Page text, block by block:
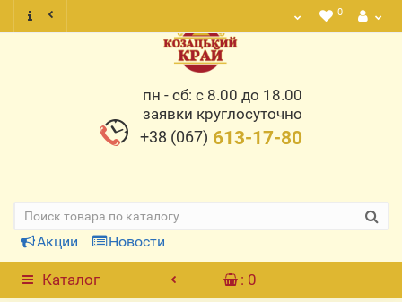
0
пн - сб: с 8.00 до 18.00
заявки круглосуточно
+38 (067) 613-17-80
Акции Новости
Каталог : 0